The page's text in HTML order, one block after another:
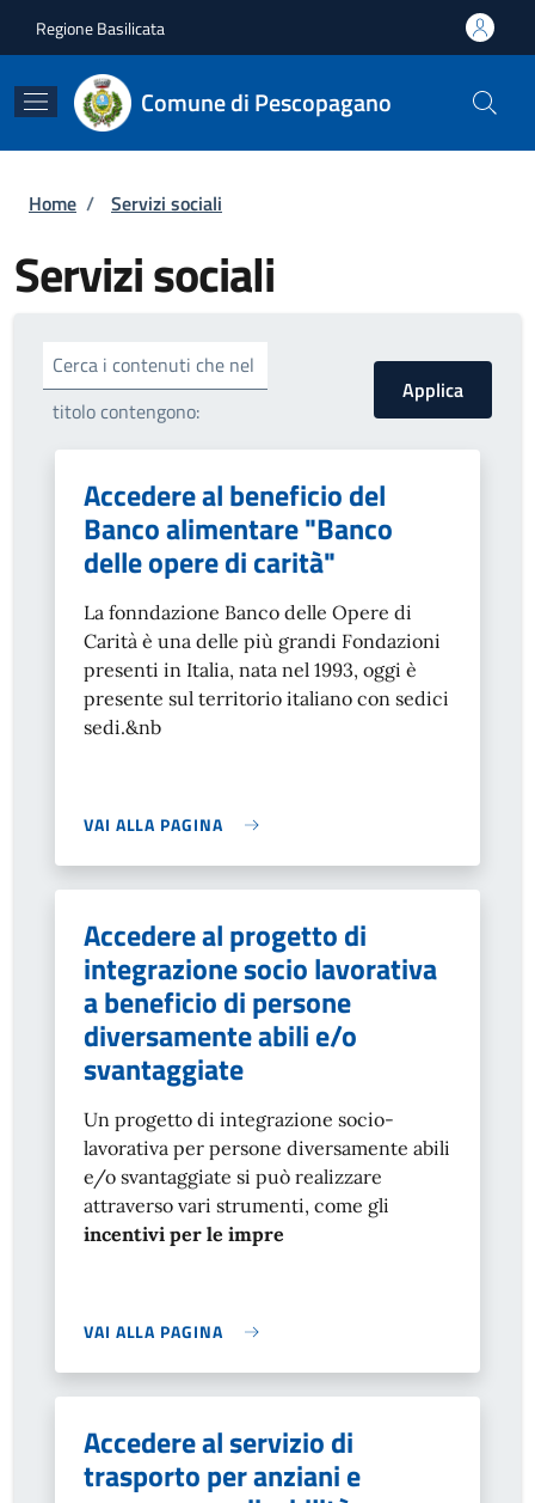
Regione Basilicata
Comune di Pescopagano
Briciole di pane
Home / Servizi sociali
Servizi sociali
Cerca i contenuti che nel
titolo contengono:
Accedere al beneficio del
Banco alimentare "Banco
delle opere di carità"
La fonndazione Banco delle Opere di
Carità è una delle più grandi Fondazioni
presenti in Italia, nata nel 1993, oggi è
presente sul territorio italiano con sedici
sedi.&nb
VAI ALLA PAGINA
Accedere al progetto di
integrazione socio lavorativa
a beneficio di persone
diversamente abili e/o
svantaggiate
Un progetto di integrazione socio-
lavorativa per persone diversamente abili
e/o svantaggiate si può realizzare
attraverso vari strumenti, come gli
incentivi per le impre
VAI ALLA PAGINA
Accedere al servizio di
trasporto per anziani e